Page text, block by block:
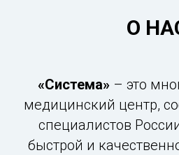
О
«Система»– это
медицинский центр,
специалистов
быстрой и